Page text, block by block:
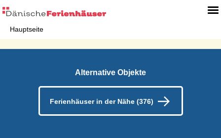
Hauptseite
Alternative Objekte
Ferienhäuser in der Nähe (376)